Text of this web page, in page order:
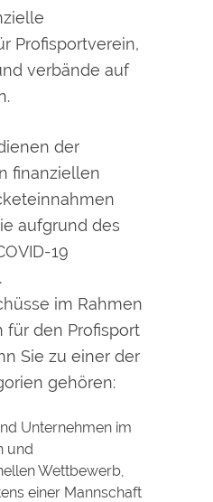
Profisportverein,
verbände auf
der
finanziellen
aufgrund des
19
im Rahmen
für den Profisport
Sie zu einer der
gehören:
Unternehmen im
und
Wettbewerb,
einer Mannschaft